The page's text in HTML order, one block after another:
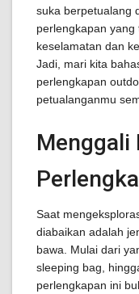
suka berpetualang
perlengkapan
keselamatan dan
Jadi, mari kita
perlengkapan
petualanganmu
Menggali
Saat
diabaikan adalah
bawa. Mulai dari
sleeping bag,
perlengkapan ini